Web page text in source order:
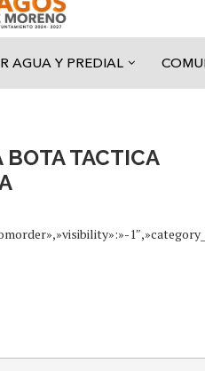
AGUA Y PREDIAL
TACTICA